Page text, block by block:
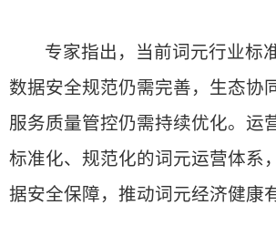
专家指出，当前词元行业标
数据安全规范仍需完善，生态协
服务质量管控仍需持续优化。运
标准化、规范化的词元运营体系
据安全保障，推动词元经济健康